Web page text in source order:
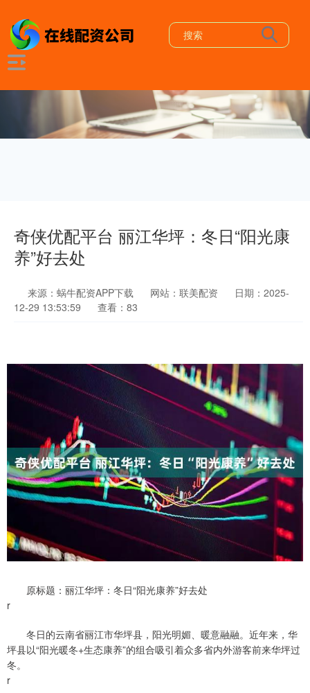
奇侠优配平台 丽江华坪：冬日“阳光康
养”好去处
来源：蜗牛配资APP下载 网站：联美配资
日期：2025-
12-29 13:53:59
查看：83
原标题：丽江华坪：冬日“阳光康养”好去处
r
冬日的云南省丽江市华坪县，阳光明媚、暖意融融。近年来，华
坪县以“阳光暖冬+生态康养”的组合吸引着众多省内外游客前来华坪过
冬。
r